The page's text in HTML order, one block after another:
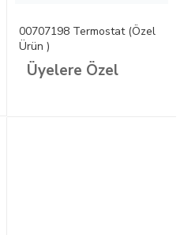
00707198 Termostat (Özel
Ürün )
Üyelere Özel